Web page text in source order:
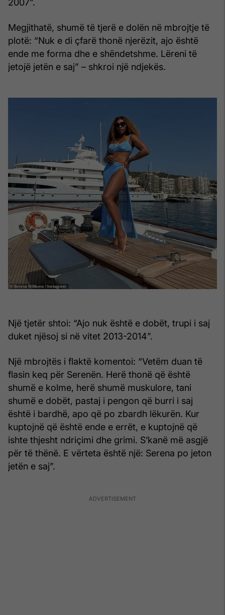
2007”.
Megjithatë, shumë të tjerë e dolën në mbrojtje të
plotë: “Nuk e di çfarë thonë njerëzit, ajo është
ende me forma dhe e shëndetshme. Lëreni të
jetojë jetën e saj” – shkroi një ndjekës.
Një tjetër shtoi: “Ajo nuk është e dobët, trupi i saj
duket njësoj si në vitet 2013-2014”.
Një mbrojtës i flaktë komentoi: “Vetëm duan të
flasin keq për Serenën. Herë thonë që është
shumë e kolme, herë shumë muskulore, tani
shumë e dobët, pastaj i pengon që burri i saj
është i bardhë, apo që po zbardh lëkurën. Kur
kuptojnë që është ende e errët, e kuptojnë që
ishte thjesht ndriçimi dhe grimi. S’kanë më asgjë
për të thënë. E vërteta është një: Serena po jeton
jetën e saj”.